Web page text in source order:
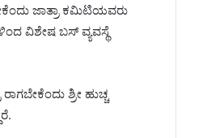
ಜಾತ್ರಾ ಕಮಿಟಿಯವರು
ವಿಶೇಷ ಬಸ್ ವ್ಯವಸ್ಥೆ
ಶ್ರೀ ಹುಚ್ಚ